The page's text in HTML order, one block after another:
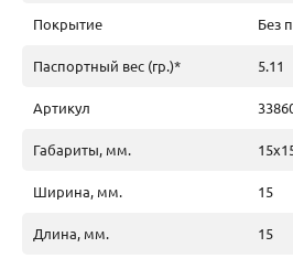
Покрытие Без
Паспортный вес (гр.)* 5.11
Артикул
Габариты, мм.
Ширина, мм. 15
Длина, мм. 15